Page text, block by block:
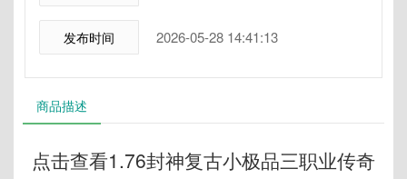
发布时间 2026-05-28 14:41:13
商品描述
点击查看1.76封神复古小极品三职业传奇